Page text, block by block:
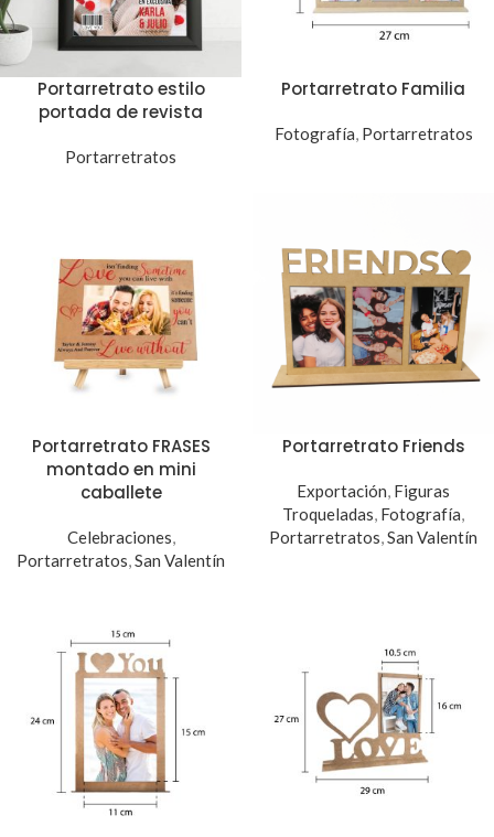
Portarretrato estilo
portada de revista
Portarretratos
Portarretrato Familia
Fotografía, Portarretratos
Portarretrato FRASES
montado en mini
caballete
Celebraciones,
Portarretratos,San Valentín
Portarretrato Friends
Exportación, Figuras
Troqueladas, Fotografía,
Portarretratos,San Valentín